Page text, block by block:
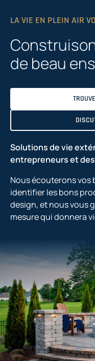
LA VIE EN PLEIN AIR
de beau
Solutions de vie
entrepreneurs et
Nous écouterons vos
identifier les bons
design, et nous vous
mesure qui donnera